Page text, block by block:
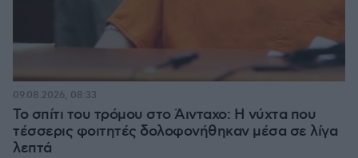
Το σπίτι του τρόμου στο Άινταχο: Η νύχτα που
τέσσερις φοιτητές δολοφονήθηκαν μέσα σε λίγα
λεπτά
09.08.2026, 08:33